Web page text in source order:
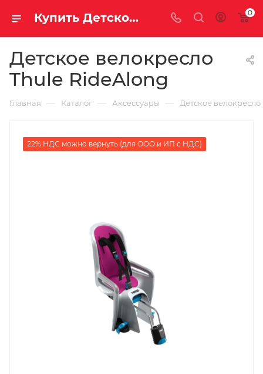
Купить Детское велокресло Thule RideAlong за рублей, а со скидкой 0
Детское велокресло
Thule RideAlong
Главная — Каталог — Аксессуары — Детское велокресло
22% НДС можно вернуть (для ООО и ИП с НДС)